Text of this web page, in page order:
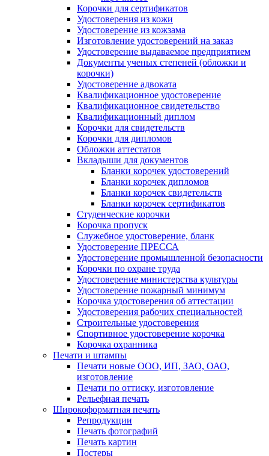
Корочки для сертификатов
Удостоверения из кожи
Удостоверение из кожзама
Изготовление удостоверений на заказ
Удостоверение выдаваемое предприятием
Документы ученых степеней (обложки и
корочки)
Удостоверение адвоката
Квалификационное удостоверение
Квалификационное свидетельство
Квалификационный диплом
Корочки для свидетельств
Корочки для дипломов
Обложки аттестатов
Вкладыши для документов
Бланки корочек удостоверений
Бланки корочек дипломов
Бланки корочек свидетельств
Бланки корочек сертификатов
Студенческие корочки
Корочка пропуск
Служебное удостоверение, бланк
Удостоверение ПРЕССА
Удостоверение промышленной безопасности
Корочки по охране труда
Удостоверение министерства культуры
Удостоверение пожарный минимум
Корочка удостоверения об аттестации
Удостоверения рабочих специальностей
Строительные удостоверения
Спортивное удостоверение корочка
Корочка охранника
Печати и штампы
Печати новые ООО, ИП, ЗАО, ОАО,
изготовление
Печати по оттиску, изготовление
Рельефная печать
Широкоформатная печать
Репродукции
Печать фотографий
Печать картин
Постеры